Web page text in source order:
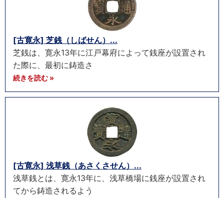
[古寛永] 芝銭（しばせん）...
芝銭は、寛永13年に江戸幕府によって銭座が設置され
た際に、最初に鋳造さ
続きを読む »
[古寛永] 浅草銭（あさくさせん）...
浅草銭とは、寛永13年に、浅草橋場に銭座が設置され
てから鋳造されるよう